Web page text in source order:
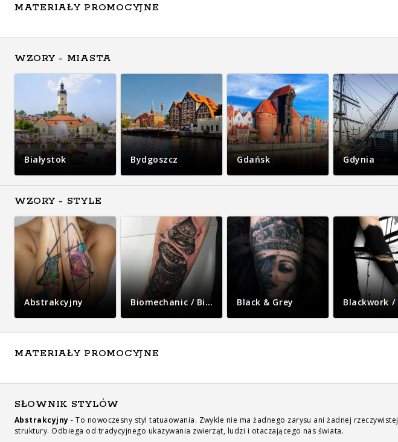
MATERIAŁY PROMOCYJNE
WZORY - MIASTA
Białystok Bydgoszcz Gdańsk Gdynia
WZORY - STYLE
Abstrakcyjny Biomechanic / Bio-organic Black & Grey
MATERIAŁY PROMOCYJNE
SŁOWNIK STYLÓW
Abstrakcyjny - To nowoczesny styl tatuaowania. Zwykle nie ma żadnego zarysu ani żadnej rzeczywistej
struktury. Odbiega od tradycyjnego ukazywania zwierząt, ludzi i otaczającego nas świata.